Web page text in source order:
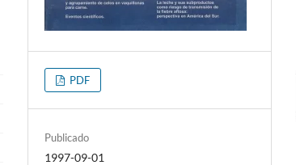
PDF
Publicado
1997-09-01